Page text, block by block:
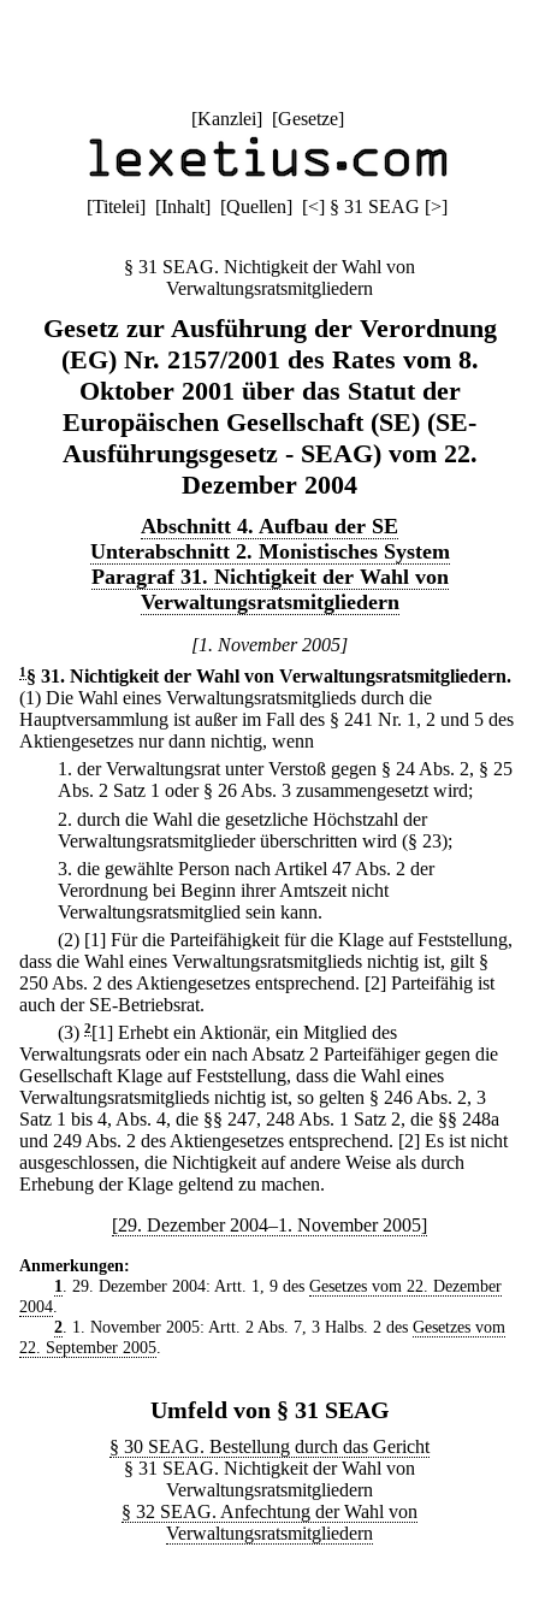
[Kanzlei] [Gesetze]
[Titelei] [Inhalt] [Quellen] [<] § 31 SEAG [>]
§ 31 SEAG. Nichtigkeit der Wahl von
Verwaltungsratsmitgliedern
Gesetz zur Ausführung der Verordnung
(EG) Nr. 2157/2001 des Rates vom 8.
Oktober 2001 über das Statut der
Europäischen Gesellschaft (SE) (SE-
Ausführungsgesetz - SEAG) vom 22.
Dezember 2004
Abschnitt 4. Aufbau der SE
Unterabschnitt 2. Monistisches System
Paragraf 31. Nichtigkeit der Wahl von
Verwaltungsratsmitgliedern
[1. November 2005]
1 § 31. Nichtigkeit der Wahl von Verwaltungsratsmitgliedern.
(1) Die Wahl eines Verwaltungsratsmitglieds durch die
Hauptversammlung ist außer im Fall des § 241 Nr. 1, 2 und 5 des
Aktiengesetzes nur dann nichtig, wenn
1. der Verwaltungsrat unter Verstoß gegen § 24 Abs. 2, § 25
Abs. 2 Satz 1 oder § 26 Abs. 3 zusammengesetzt wird;
2. durch die Wahl die gesetzliche Höchstzahl der
Verwaltungsratsmitglieder überschritten wird (§ 23);
3. die gewählte Person nach Artikel 47 Abs. 2 der
Verordnung bei Beginn ihrer Amtszeit nicht
Verwaltungsratsmitglied sein kann.
(2) [1] Für die Parteifähigkeit für die Klage auf Feststellung,
dass die Wahl eines Verwaltungsratsmitglieds nichtig ist, gilt §
250 Abs. 2 des Aktiengesetzes entsprechend. [2] Parteifähig ist
auch der SE-Betriebsrat.
(3) 2[1] Erhebt ein Aktionär, ein Mitglied des
Verwaltungsrats oder ein nach Absatz 2 Parteifähiger gegen die
Gesellschaft Klage auf Feststellung, dass die Wahl eines
Verwaltungsratsmitglieds nichtig ist, so gelten § 246 Abs. 2, 3
Satz 1 bis 4, Abs. 4, die §§ 247, 248 Abs. 1 Satz 2, die §§ 248a
und 249 Abs. 2 des Aktiengesetzes entsprechend. [2] Es ist nicht
ausgeschlossen, die Nichtigkeit auf andere Weise als durch
Erhebung der Klage geltend zu machen.
[29. Dezember 2004–1. November 2005]
Anmerkungen:
1. 29. Dezember 2004: Artt. 1, 9 des Gesetzes vom 22. Dezember
2004.
2. 1. November 2005: Artt. 2 Abs. 7, 3 Halbs. 2 des Gesetzes vom
22. September 2005.
Umfeld von § 31 SEAG
§ 30 SEAG. Bestellung durch das Gericht
§ 31 SEAG. Nichtigkeit der Wahl von
Verwaltungsratsmitgliedern
§ 32 SEAG. Anfechtung der Wahl von
Verwaltungsratsmitgliedern